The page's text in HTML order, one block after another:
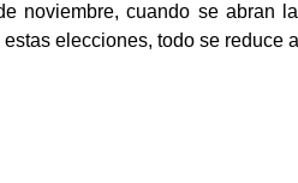
noviembre, cuando se abran
elecciones, todo se reduce